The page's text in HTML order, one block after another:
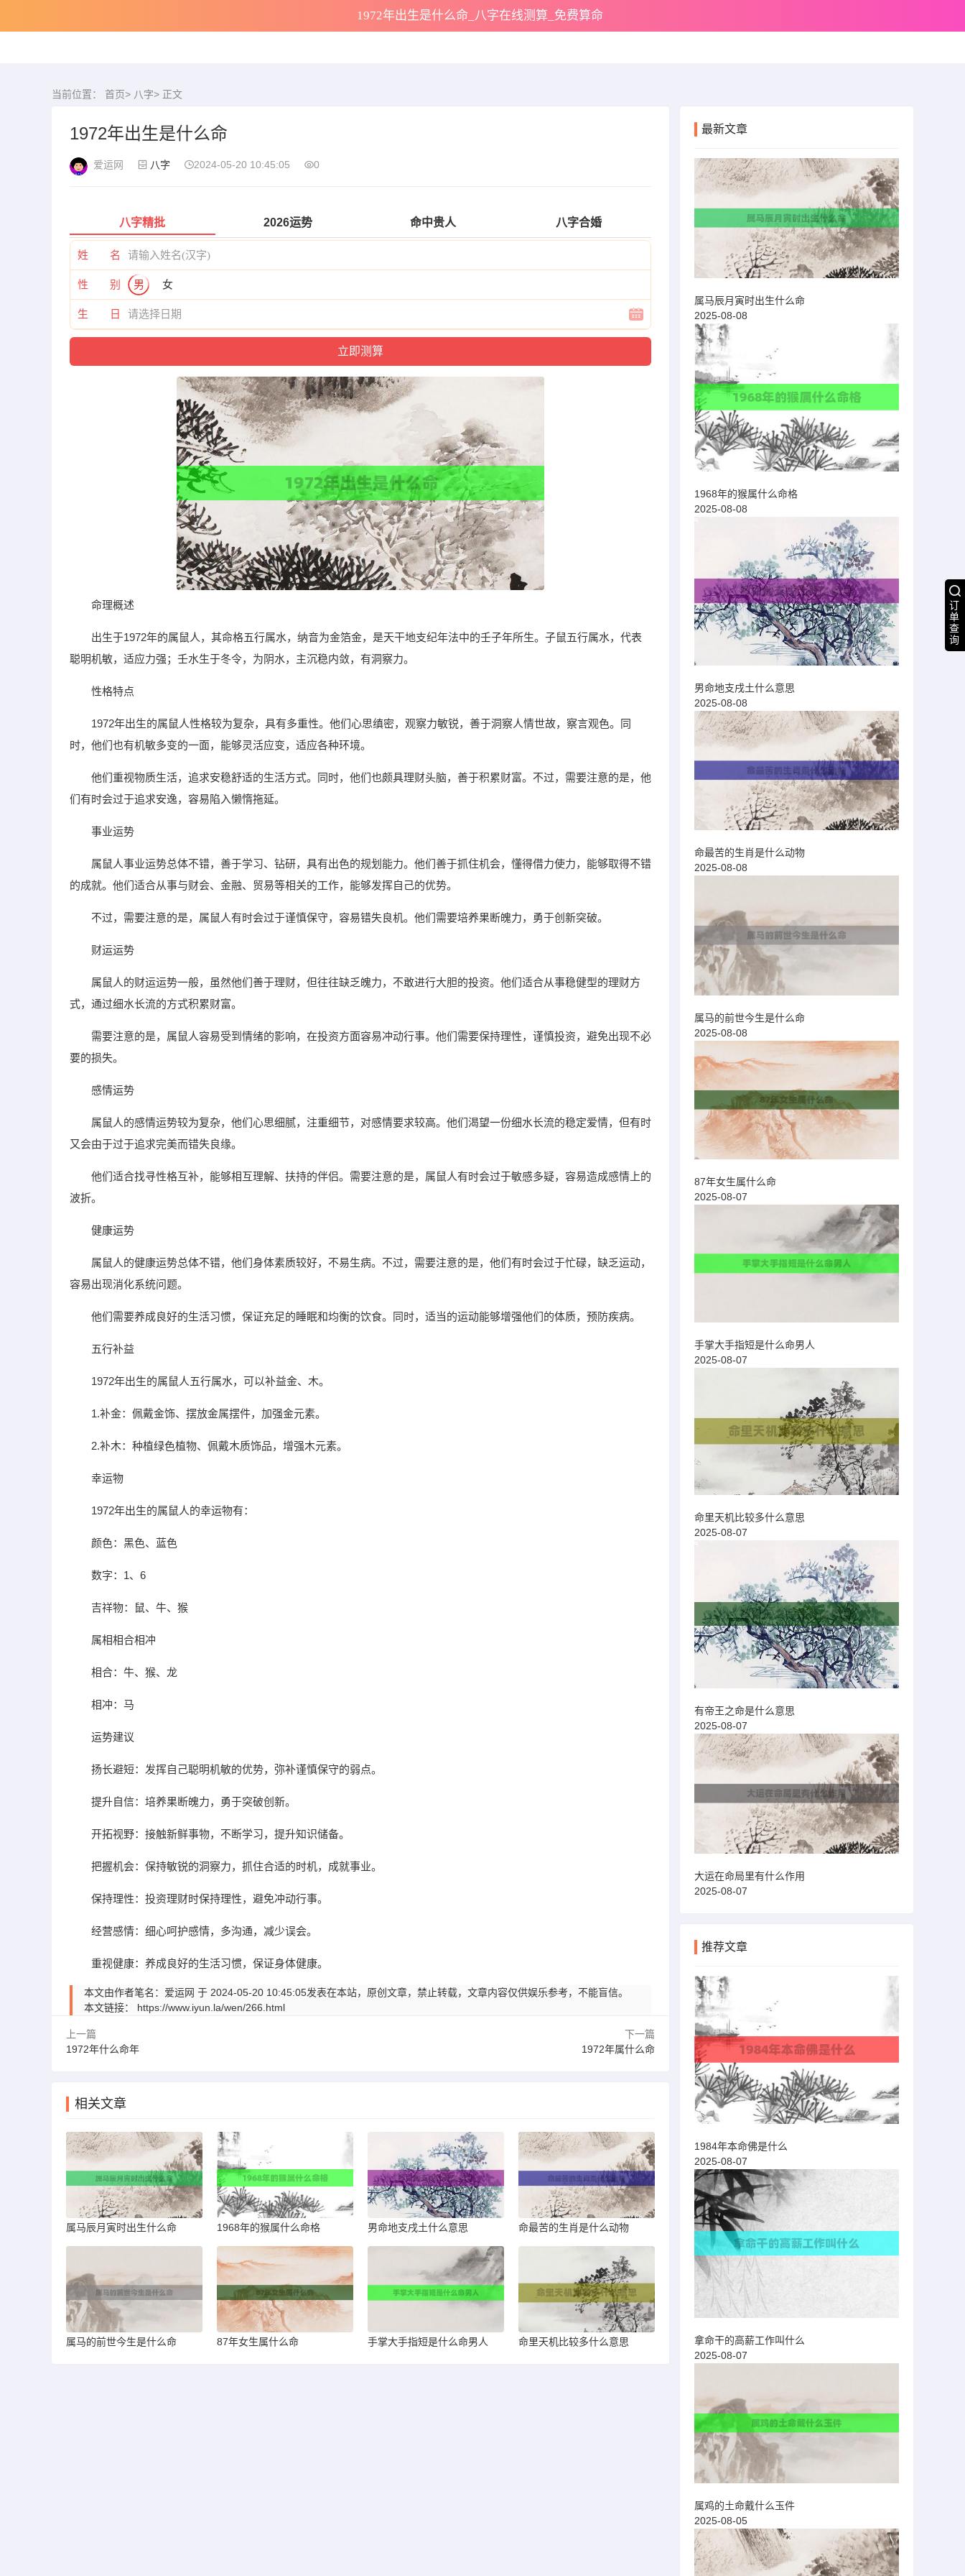
1972年出生是什么命_八字在线测算_免费算命
订
单
查
询
当前位置： 首页> 八字> 正文
1972年出生是什么命
爱运网 八字 2024-05-20 10:45:05 0
八字精批 2026运势 命中贵人 八字合婚
姓 名
性 别 男 女
生 日
命理概述
出生于1972年的属鼠人，其命格五行属水，纳音为金箔金，是天干地支纪年法中的壬子年所生。子鼠五行属水，代表
聪明机敏，适应力强；壬水生于冬令，为阴水，主沉稳内敛，有洞察力。
性格特点
1972年出生的属鼠人性格较为复杂，具有多重性。他们心思缜密，观察力敏锐，善于洞察人情世故，察言观色。同
时，他们也有机敏多变的一面，能够灵活应变，适应各种环境。
他们重视物质生活，追求安稳舒适的生活方式。同时，他们也颇具理财头脑，善于积累财富。不过，需要注意的是，他
们有时会过于追求安逸，容易陷入懒惰拖延。
事业运势
属鼠人事业运势总体不错，善于学习、钻研，具有出色的规划能力。他们善于抓住机会，懂得借力使力，能够取得不错
的成就。他们适合从事与财会、金融、贸易等相关的工作，能够发挥自己的优势。
不过，需要注意的是，属鼠人有时会过于谨慎保守，容易错失良机。他们需要培养果断魄力，勇于创新突破。
财运运势
属鼠人的财运运势一般，虽然他们善于理财，但往往缺乏魄力，不敢进行大胆的投资。他们适合从事稳健型的理财方
式，通过细水长流的方式积累财富。
需要注意的是，属鼠人容易受到情绪的影响，在投资方面容易冲动行事。他们需要保持理性，谨慎投资，避免出现不必
要的损失。
感情运势
属鼠人的感情运势较为复杂，他们心思细腻，注重细节，对感情要求较高。他们渴望一份细水长流的稳定爱情，但有时
又会由于过于追求完美而错失良缘。
他们适合找寻性格互补，能够相互理解、扶持的伴侣。需要注意的是，属鼠人有时会过于敏感多疑，容易造成感情上的
波折。
健康运势
属鼠人的健康运势总体不错，他们身体素质较好，不易生病。不过，需要注意的是，他们有时会过于忙碌，缺乏运动，
容易出现消化系统问题。
他们需要养成良好的生活习惯，保证充足的睡眠和均衡的饮食。同时，适当的运动能够增强他们的体质，预防疾病。
五行补益
1972年出生的属鼠人五行属水，可以补益金、木。
1.补金：佩戴金饰、摆放金属摆件，加强金元素。
2.补木：种植绿色植物、佩戴木质饰品，增强木元素。
幸运物
1972年出生的属鼠人的幸运物有：
颜色：黑色、蓝色
数字：1、6
吉祥物：鼠、牛、猴
属相相合相冲
相合：牛、猴、龙
相冲：马
运势建议
扬长避短：发挥自己聪明机敏的优势，弥补谨慎保守的弱点。
提升自信：培养果断魄力，勇于突破创新。
开拓视野：接触新鲜事物，不断学习，提升知识储备。
把握机会：保持敏锐的洞察力，抓住合适的时机，成就事业。
保持理性：投资理财时保持理性，避免冲动行事。
经营感情：细心呵护感情，多沟通，减少误会。
重视健康：养成良好的生活习惯，保证身体健康。
本文由作者笔名：爱运网 于 2024-05-20 10:45:05发表在本站，原创文章，禁止转载，文章内容仅供娱乐参考，不能盲信。
本文链接： https://www.iyun.la/wen/266.html
上一篇
1972年什么命年
下一篇
1972年属什么命
相关文章
属马辰月寅时出生什么命 1968年的猴属什么命格 男命地支戌土什么意思 命最苦的生肖是什么动物
属马的前世今生是什么命 87年女生属什么命 手掌大手指短是什么命男人 命里天机比较多什么意思
最新文章
属马辰月寅时出生什么命
2025-08-08
1968年的猴属什么命格
2025-08-08
男命地支戌土什么意思
2025-08-08
命最苦的生肖是什么动物
2025-08-08
属马的前世今生是什么命
2025-08-08
87年女生属什么命
2025-08-07
手掌大手指短是什么命男人
2025-08-07
命里天机比较多什么意思
2025-08-07
有帝王之命是什么意思
2025-08-07
大运在命局里有什么作用
2025-08-07
推荐文章
1984年本命佛是什么
2025-08-07
拿命干的高薪工作叫什么
2025-08-07
属鸡的土命戴什么玉件
2025-08-05